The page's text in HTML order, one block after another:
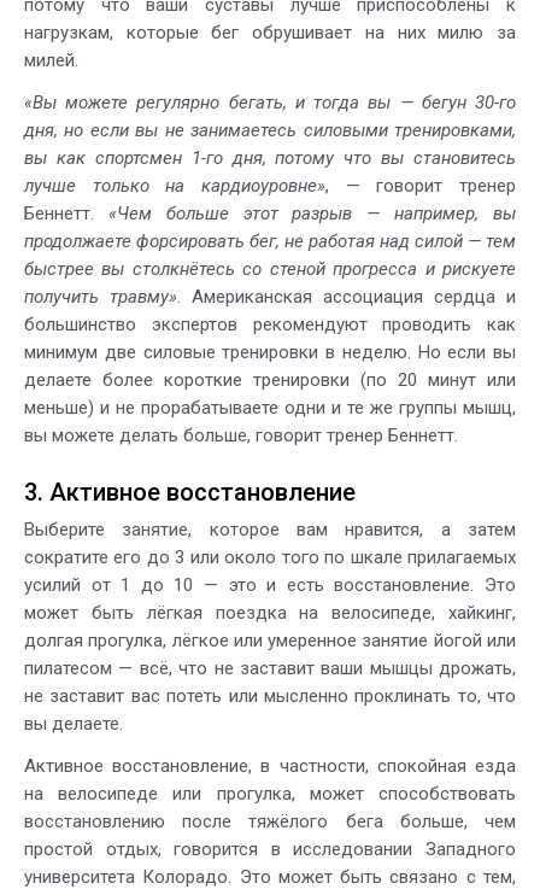
нагрузкам, которые бег обрушивает на них милю за
милей.
«Вы можете регулярно бегать, и тогда вы — бегун 30-го
дня, но если вы не занимаетесь силовыми тренировками,
вы как спортсмен 1-го дня, потому что вы становитесь
лучше только на кардиоуровне», — говорит тренер
Беннетт. «Чем больше этот разрыв — например, вы
продолжаете форсировать бег, не работая над силой — тем
быстрее вы столкнётесь со стеной прогресса и рискуете
получить травму» . Американская ассоциация сердца и
большинство экспертов рекомендуют проводить как
минимум две силовые тренировки в неделю. Но если вы
делаете более короткие тренировки (по 20 минут или
меньше) и не прорабатываете одни и те же группы мышц,
вы можете делать больше, говорит тренер Беннетт.
3. Активное восстановление
Выберите занятие, которое вам нравится, а затем
сократите его до 3 или около того по шкале прилагаемых
усилий от 1 до 10 — это и есть восстановление. Это
может быть лёгкая поездка на велосипеде, хайкинг,
долгая прогулка, лёгкое или умеренное занятие йогой или
пилатесом — всё, что не заставит ваши мышцы дрожать,
не заставит вас потеть или мысленно проклинать то, что
вы делаете.
Активное восстановление, в частности, спокойная езда
на велосипеде или прогулка, может способствовать
восстановлению после тяжёлого бега больше, чем
простой отдых, говорится в исследовании Западного
университета Колорадо. Это может быть связано с тем,